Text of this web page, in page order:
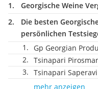
Georgische Weine
Die besten
persönlichen
Gp Georgian
Tsinapari
Tsinapari Saperavi
mehr anzeigen